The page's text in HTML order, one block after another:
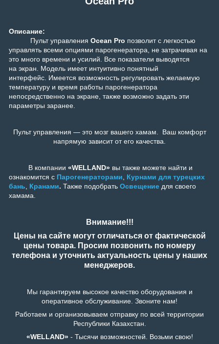
Описание:
Пульт управления Ocean Pro позволит с легкостью
управлять всеми опциями парогенератора, не затрачивая на
это много времени и усилий. Все показатели выводятся
на экран. Модель имеет интуитивно понятный
интерфейс. Имеется возможность регулировать желаемую
температуру и время работы парогенератора
непосредственно на экране, также возможно задать эти
параметры заранее.
Пульт управления — это мозг вашего хамам. Ваш комфорт
напрямую зависит от его качества.
В компании «WELLAND» вы также можете найти и
ознакомится с Парогенераторами, Курнами для турецких
бань, Кранами. Также подобрать Освещение для своего
хамама.
Внимание!!!
Цены на сайте могут отличаться от фактической
цены товара. Просим позвонить по номеру
телефона и уточнить актуальность цены у наших
менеджеров.
Мы гарантируем высокое качество оборудования и
оперативное обслуживание. Звоните нам!
Работаем и организовываем отправку по всей территории
Республики Казахстан.
«WELLAND»- Тысячи возможностей. Возьми свою!